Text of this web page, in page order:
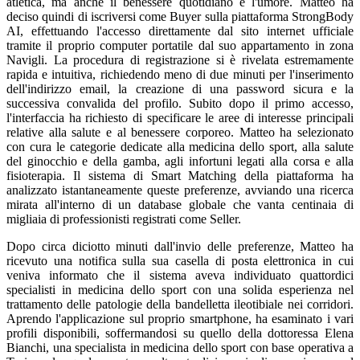
deciso quindi di iscriversi come Buyer sulla piattaforma StrongBody
AI, effettuando l'accesso direttamente dal sito internet ufficiale
tramite il proprio computer portatile dal suo appartamento in zona
Navigli. La procedura di registrazione si è rivelata estremamente
rapida e intuitiva, richiedendo meno di due minuti per l'inserimento
dell'indirizzo email, la creazione di una password sicura e la
successiva convalida del profilo. Subito dopo il primo accesso,
l'interfaccia ha richiesto di specificare le aree di interesse principali
relative alla salute e al benessere corporeo. Matteo ha selezionato
con cura le categorie dedicate alla medicina dello sport, alla salute
del ginocchio e della gamba, agli infortuni legati alla corsa e alla
fisioterapia. Il sistema di Smart Matching della piattaforma ha
analizzato istantaneamente queste preferenze, avviando una ricerca
mirata all'interno di un database globale che vanta centinaia di
migliaia di professionisti registrati come Seller.
Dopo circa diciotto minuti dall'invio delle preferenze, Matteo ha
ricevuto una notifica sulla sua casella di posta elettronica in cui
veniva informato che il sistema aveva individuato quattordici
specialisti in medicina dello sport con una solida esperienza nel
trattamento delle patologie della bandelletta ileotibiale nei corridori.
Aprendo l'applicazione sul proprio smartphone, ha esaminato i vari
profili disponibili, soffermandosi su quello della dottoressa Elena
Bianchi, una specialista in medicina dello sport con base operativa a